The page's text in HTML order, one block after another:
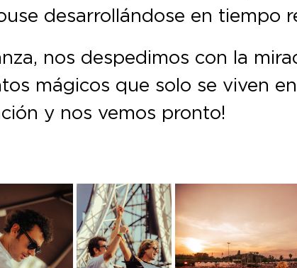
desarrollándose en tiempo
nos despedimos con la
mágicos que solo se viven
y nos vemos pronto!